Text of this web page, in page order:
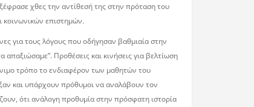
χθες την αντίθεσή της στην πρόταση του
κοινωνικών επιστημών.
για τους λόγους που οδήγησαν βαθμιαία στην
Προθέσεις και κινήσεις για βελτίωση
τρόπο το ενδιαφέρον των μαθητών του
και υπάρχουν πρόθυμοι να αναλάβουν τον
ότι ανάλογη προθυμία στην πρόσφατη ιστορία